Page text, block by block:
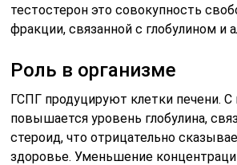
тестостерон это совокупность
фракции, связанной с глобулином и
Роль в организме
ГСПГ продуцируют клетки печени. С
повышается уровень глобулина,
стероид, что отрицательно
здоровье. Уменьшение